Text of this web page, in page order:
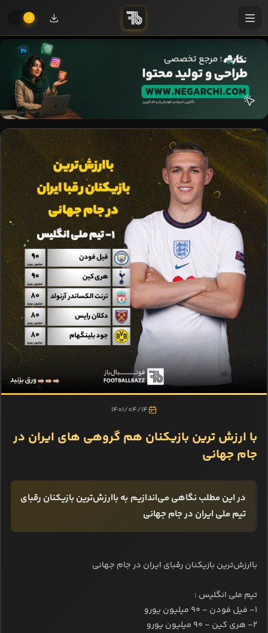
1401/04/14
با ارزش ترین بازیکنان هم گروهی های ایران در
جام جهانی
در این مطلب نگاهی می‌اندازیم به باارزش‌ترین بازیکنان رقبای
تیم ملی ایران در جام جهانی
باارزش‌ترین بازیکنان رقبای ایران در جام جهانی
تیم ملی انگلیس :
۱- فیل فودن - ۹۰ میلیون یورو
۲- هری کین - ۹۰ میلیون یورو